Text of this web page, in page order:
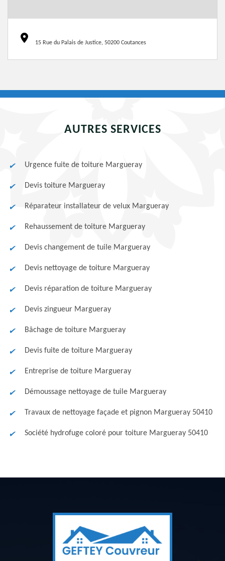
15 Rue du Palais de Justice, 50200 Coutances
AUTRES SERVICES
Urgence fuite de toiture Margueray
Devis toiture Margueray
Réparateur installateur de velux Margueray
Rehaussement de toiture Margueray
Devis changement de tuile Margueray
Devis nettoyage de toiture Margueray
Devis réparation de toiture Margueray
Devis zingueur Margueray
Bâchage de toiture Margueray
Devis fuite de toiture Margueray
Entreprise de toiture Margueray
Démoussage nettoyage de tuile Margueray
Travaux de nettoyage façade et pignon Margueray 50410
Société hydrofuge coloré pour toiture Margueray 50410